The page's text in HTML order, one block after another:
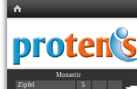
Monastir
Zipfel
5